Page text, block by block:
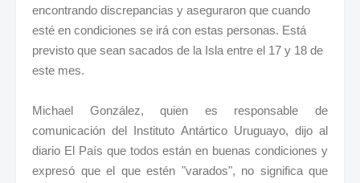
encontrando discrepancias y aseguraron que cuando
esté en condiciones se irá con estas personas. Está
previsto que sean sacados de la Isla entre el 17 y 18 de
este mes.
Michael González, quien es responsable de
comunicación del Instituto Antártico Uruguayo, dijo al
diario El País que todos están en buenas condiciones y
expresó que el que estén "varados", no significa que